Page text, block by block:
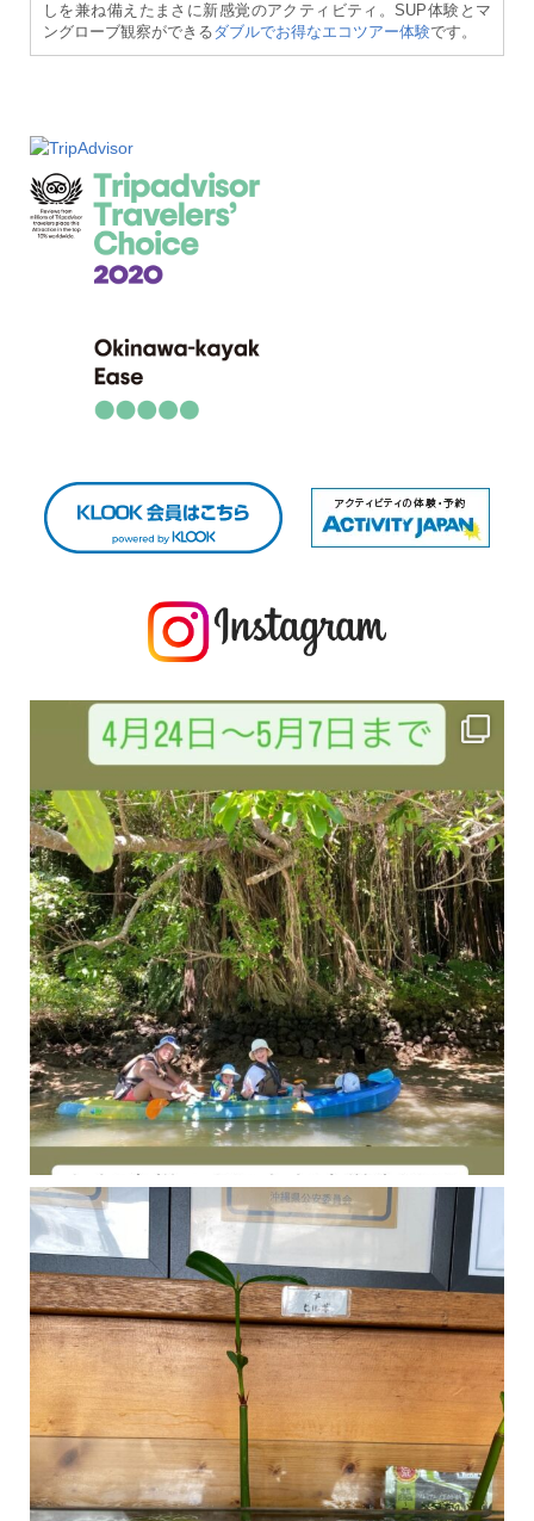
しを兼ね備えたまさに新感覚のアクティビティ。SUP体験とマ
ングローブ観察ができるダブルでお得なエコツアー体験です。
今年の1月にお店に植えたマングローブ(メヒルギ)の苗が成長してきました
マングロ